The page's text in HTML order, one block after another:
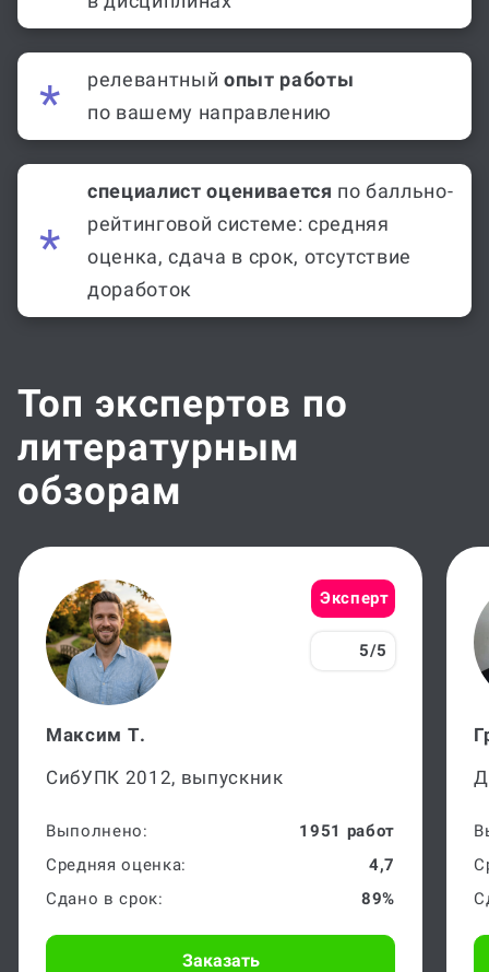
релевантный опыт работы
по вашему направлению
специалист оценивается по балльно-
рейтинговой системе: средняя
оценка, сдача в срок, отсутствие
доработок
Топ экспертов по
литературным
обзорам
Эксперт
5/5
Максим Т.
СибУПК 2012, выпускник
Выполнено:
1951 работ
Средняя оценка:
4,7
Сдано в срок:
89%
Заказать